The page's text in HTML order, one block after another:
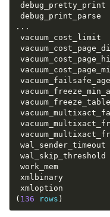
( 136 rows